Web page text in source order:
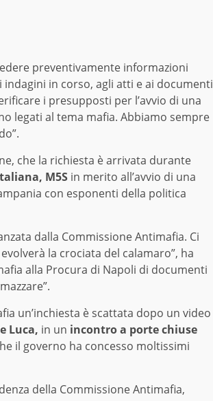
preventivamente informazioni
in corso, agli atti e ai documenti
i presupposti per l’avvio di una
legati al tema mafia. Abbiamo sempre
che la richiesta è arrivata durante
M5S in merito all’avvio di una
con esponenti della politica
dalla Commissione Antimafia. Ci
la crociata del calamaro”, ha
alla Procura di Napoli di documenti
un’inchiesta è scattata dopo un video
Luca, in un incontro a porte chiuse
il governo ha concesso moltissimi
della Commissione Antimafia,